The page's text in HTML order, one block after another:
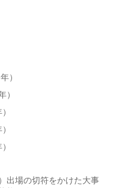
）
）
出場の切符をかけた大事